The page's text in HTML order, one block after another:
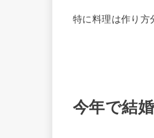
特に料理は作り方
今年で結